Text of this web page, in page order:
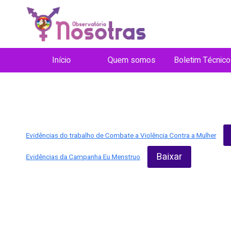
Conteúdo
Início Quem somos Boletim Técnico
Evidências
Evidências do trabalho de Combate a Violência Contra a Mulher
Evidências da Campanha Eu Menstruo Baixar